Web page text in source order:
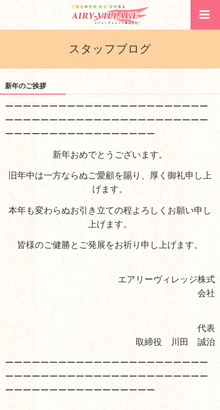
スタッフブログ
新年のご挨拶
ーーーーーーーーーーーーーーーーーーーーーーー
ーーーーーーーーーーーーーーーーーーーーーーー
ーーーーーーーーーーーーーーーーー
新年おめでとうございます。
旧年中は一方ならぬご愛顧を賜り、厚く御礼申し上
げます。
本年も変わらぬお引き立ての程よろしくお願い申し
上げます。
皆様のご健勝とご発展をお祈り申し上げます。
エアリーヴィレッジ株式
会社
代表
取締役 川田 誠治
ーーーーーーーーーーーーーーーーーーーーーーー
ーーーーーーーーーーーーーーーーーーーーーーー
ーーーーーーーーーーーーーーーーー